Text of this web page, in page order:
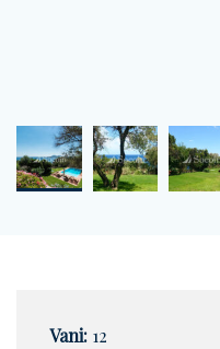
Vani: 12